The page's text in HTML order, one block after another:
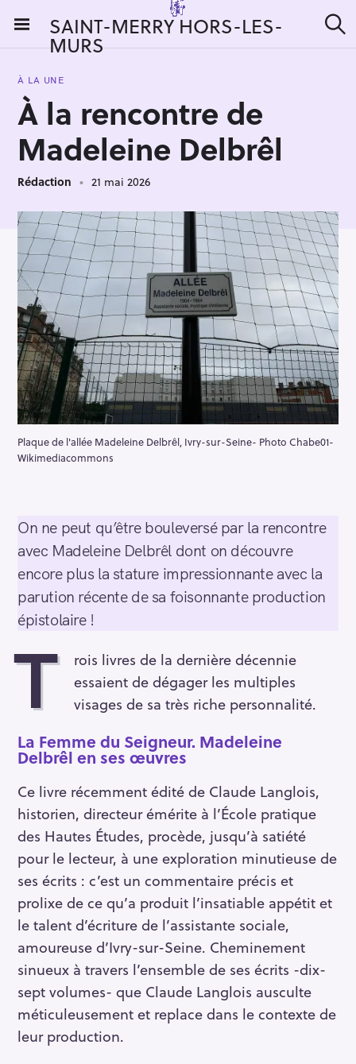
i
SAINT-MERRY HORS-LES-
MURS e
À LA UNE
À la rencontre de
Madeleine Delbrêl
Rédaction 21 mai 2026
Plaque de l'allée Madeleine Delbrêl, Ivry-sur-Seine- Photo Chabe01-
Wikimediacommons
On ne peut qu’être bouleversé par la rencontre
avec Madeleine Delbrêl dont on découvre
encore plus la stature impressionnante avec la
parution récente de sa foisonnante production
épistolaire !
T
rois livres de la dernière décennie
essaient de dégager les multiples
visages de sa très riche personnalité.
La Femme du Seigneur. Madeleine
Delbrêl en ses œuvres
Ce livre récemment édité de Claude Langlois,
historien, directeur émérite à l’École pratique
des Hautes Études, procède, jusqu’à satiété
pour le lecteur, à une exploration minutieuse de
ses écrits : c’est un commentaire précis et
prolixe de ce qu’a produit l’insatiable appétit et
le talent d’écriture de l’assistante sociale,
amoureuse d’Ivry-sur-Seine. Cheminement
sinueux à travers l’ensemble de ses écrits -dix-
sept volumes- que Claude Langlois ausculte
méticuleusement et replace dans le contexte de
leur production.